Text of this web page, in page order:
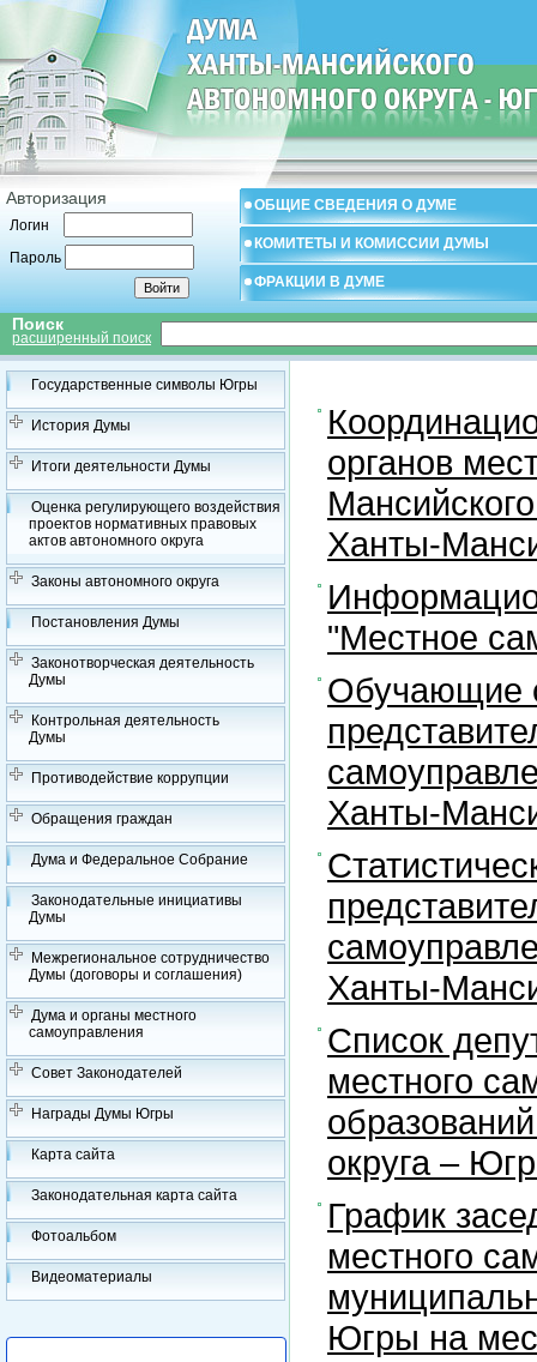
Авторизация
Логин
Пароль
ОБЩИЕ СВЕДЕНИЯ О ДУМЕ
КОМИТЕТЫ И КОМИССИИ ДУМЫ
ФРАКЦИИ В ДУМЕ
Поиск
расширенный поиск
Государственные символы Югры
История Думы
Итоги деятельности Думы
Оценка регулирующего воздействия
проектов нормативных правовых
актов автономного округа
Законы автономного округа
Постановления Думы
Законотворческая деятельность
Думы
Контрольная деятельность
Думы
Противодействие коррупции
Обращения граждан
Дума и Федеральное Собрание
Законодательные инициативы
Думы
Межрегиональное сотрудничество
Думы (договоры и соглашения)
Дума и органы местного
самоуправления
Совет Законодателей
Награды Думы Югры
Карта сайта
Законодательная карта сайта
Фотоальбом
Видеоматериалы
органов
Ханты-
"Местное
Обучающие
Ханты-
Ханты-
Список
местного
округа –
График
местного
Югры на